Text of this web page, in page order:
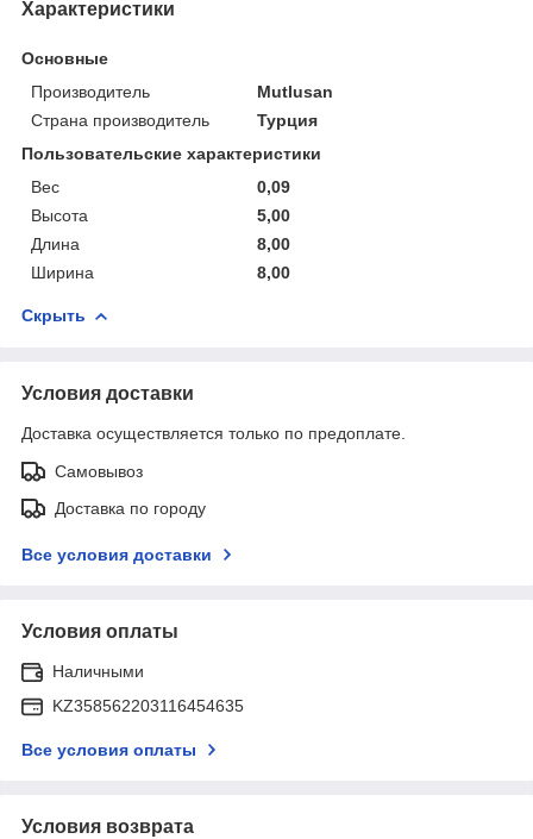
Характеристики
Основные
Производитель
Mutlusan
Страна производитель
Турция
Пользовательские характеристики
Вес
0,09
Высота
5,00
Длина
8,00
Ширина
8,00
Скрыть
Условия доставки
Доставка осуществляется только по предоплате.
Самовывоз
Доставка по городу
Все условия доставки
Условия оплаты
Наличными
KZ358562203116454635
Все условия оплаты
Условия возврата